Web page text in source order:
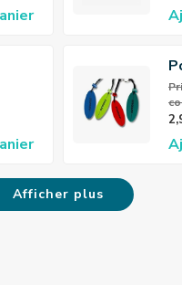
Afficher plus